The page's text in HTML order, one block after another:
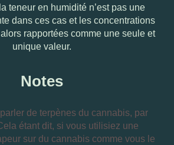
teneur en humidité n’est pas une
dans ces cas et les concentrations
rapportées comme une seule et
unique valeur.
Notes
de terpènes du cannabis, par
étant dit, si vous utilisiez une
sur du cannabis comme vous le